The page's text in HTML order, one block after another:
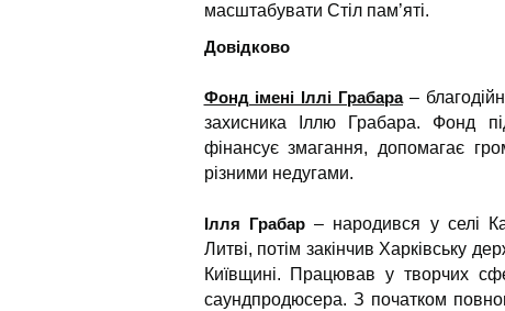
масштабувати Стіл пам’яті.
Довідково
Фонд імені Іллі Грабара–
захисника Іллю Грабара. Фонд
фінансує змагання, допомагає
різними недугами.
Ілля Грабар– народився у селі
Литві, потім закінчив Харківську
Київщині. Працював у творчих
саундпродюсера. З початком